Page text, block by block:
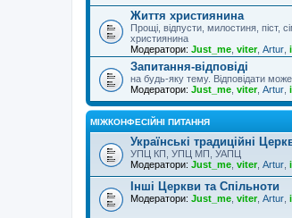
Життя християнина
Прощі, відпусти, милостиня, піст,
християнина
Модератори: Just_me viter, Artur
Запитання-відповіді
на будь-яку тему. Відповідати
Модератори: Just_me viter, Artur
МІЖКОНФЕСІЙНІ ПИТАННЯ
Українські традиційні
УПЦ КП, УПЦ МП, УАПЦ
Модератори: Just_me viter, Artur
Інші Церкви та Спільноти
Модератори: Just_me viter, Artur